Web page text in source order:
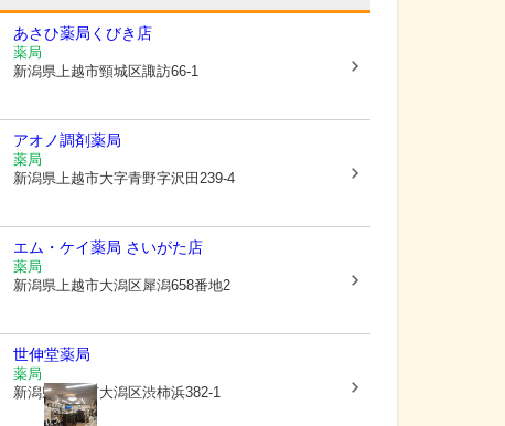
あさひ薬局くびき店
薬局
新潟県上越市頸城区諏訪66-1
アオノ調剤薬局
薬局
新潟県上越市大字青野字沢田239-4
エム・ケイ薬局 さいがた店
薬局
新潟県上越市大潟区犀潟658番地2
世伸堂薬局
薬局
新潟県上越市大潟区渋柿浜382-1